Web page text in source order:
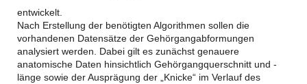
entwickelt.
Nach Erstellung der benötigten Algorithmen sollen die
vorhandenen Datensätze der Gehörgangabformungen
analysiert werden. Dabei gilt es zunächst genauere
anatomische Daten hinsichtlich Gehörgangquerschnitt und -
länge sowie der Ausprägung der „Knicke“ im Verlauf des